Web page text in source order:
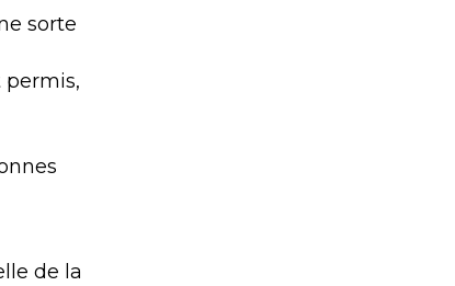
sorte
permis,
de la